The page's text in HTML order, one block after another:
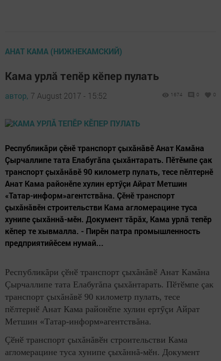
АНАТ КАМА (НИЖНЕКАМСКИЙ)
Кама урлă тепӗр кӗпер пулать
автор, 7 August 2017 - 15:52 1674 0 0
Республикăри çӗнӗ транспорт çыхăнăвӗ Анат Камăна
Çырчаллипе тата Елабугăпа çыхăнтарать. Пӗтӗмпе çак
транспорт çыхăнăвӗ 90 километр пулать, тесе пӗлтернӗ
Анат Кама районӗпе хулин ертӳçи Айрат Метшин
«Татар-информ»агентствăна. Çӗнӗ транспорт
çыхăнăвӗн строительстви Кама агломерацине туса
хунипе çыхăннă-мӗн. Документ тăрăх, Кама урлă тепӗр
кӗпер те хывмалла. - Пирӗн патра промышленность
предприятийӗсем нумай...
Республикăри çӗнӗ транспорт çыхăнăвӗ Анат Камăна
Çырчаллипе тата Елабугăпа çыхăнтарать. Пӗтӗмпе çак
транспорт çыхăнăвӗ 90 километр пулать, тесе
пӗлтернӗ Анат Кама районӗпе хулин ертӳçи Айрат
Метшин «Татар-информ»агентствăна.
Çӗнӗ транспорт çыхăнăвӗн строительстви Кама
агломерацине туса хунипе çыхăннă-мӗн. Документ